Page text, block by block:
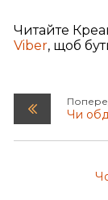
Читайте
Viber, щоб
Чи